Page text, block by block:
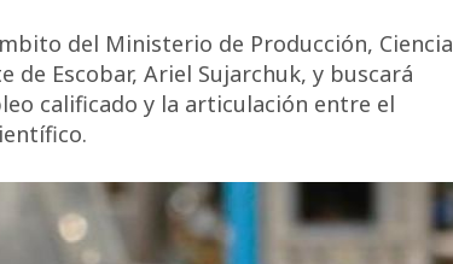
del Ministerio de Producción, Ciencia
Escobar, Ariel Sujarchuk, y buscará
calificado y la articulación entre el